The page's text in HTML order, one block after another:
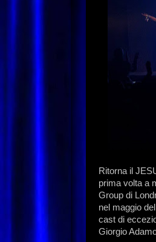
Ritorna il
prima volta a
Group di
nel maggio
cast di
Giorgio